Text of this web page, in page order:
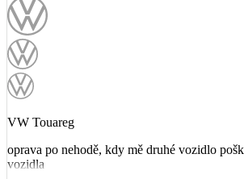
VW Touareg
oprava po nehodě, kdy mě druhé vozidlo
vozidla